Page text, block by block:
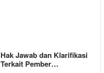
Hak Jawab dan Klarifikasi
Terkait Pember…